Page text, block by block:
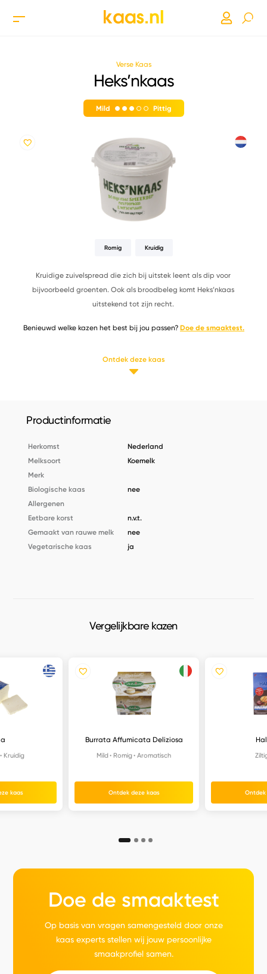
Verse Kaas
Heks’nkaas
Mild Pittig
Romig Kruidig
Kruidige zuivelspread die zich bij uitstek leent als dip voor
bijvoorbeeld groenten. Ook als broodbeleg komt Heks’nkaas
uitstekend tot zijn recht.
Benieuwd welke kazen het best bij jou passen? Doe de smaaktest.
Ontdek deze kaas
Productinformatie
Herkomst
Nederland
Melksoort
Koemelk
Merk
Biologische kaas
nee
Allergenen
Eetbare korst
n.v.t.
Gemaakt van rauwe melk
nee
Vegetarische kaas
ja
Vergelijkbare kazen
Kruidig
kaas
Burrata Affumicata Deliziosa
Mild Romig Aromatisch
Ontdek deze kaas Ontdek
Doe de smaaktest
Op basis van vragen samengesteld door onze
kaas experts stellen wij jouw persoonlijke
smaakprofiel samen.